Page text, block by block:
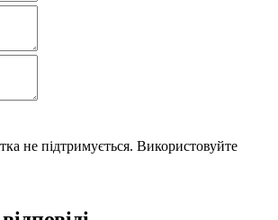
не підтримується. Використовуйте